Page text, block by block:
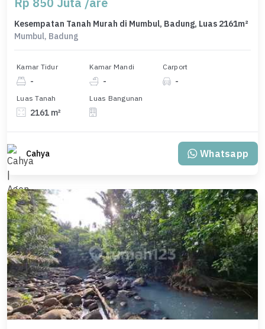
Kesempatan Tanah Murah di Mumbul, Badung, Luas 2161m²
Mumbul, Badung
Kamar Tidur
-
Kamar Mandi
-
Carport
-
Luas Tanah
2161 m²
Luas Bangunan
Cahya Whatsapp